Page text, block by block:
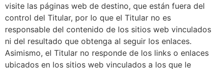
visite las páginas web de destino, que están fuera del
control del Titular, por lo que el Titular no es
responsable del contenido de los sitios web vinculados
ni del resultado que obtenga al seguir los enlaces.
Asimismo, el Titular no responde de los links o enlaces
ubicados en los sitios web vinculados a los que le